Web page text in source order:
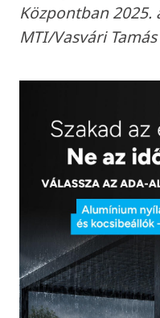
Központban 2025.
MTI/Vasvári Tamás